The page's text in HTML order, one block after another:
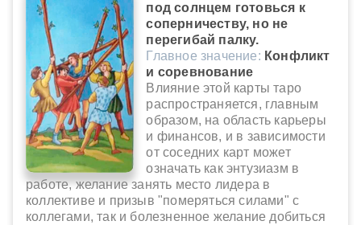
под солнцем готовься к
соперничеству, но не
перегибай палку.
Главное значение: Конфликт
и соревнование
Влияние этой карты таро
распространяется, главным
образом, на область карьеры
и финансов, и в зависимости
от соседних карт может
означать как энтузиазм в
работе, желание занять место лидера в
коллективе и призыв "померяться силами" с
коллегами, так и болезненное желание добиться